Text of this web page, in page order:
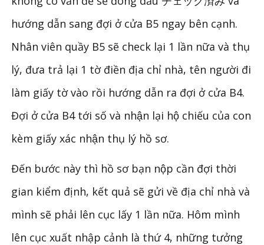
hướng dẫn sang đợi ở cửa B5 ngay bên cạnh.
Nhân viên quầy B5 sẽ check lại 1 lần nữa và thụ
lý, đưa trả lại 1 tờ điền địa chỉ nhà, tên người đi
làm giấy tờ vào rồi hướng dẫn ra đợi ở cửa B4.
Đợi ở cửa B4 tới số và nhận lại hộ chiếu của con
kèm giấy xác nhận thụ lý hồ sơ.
Đến bước này thì hồ sơ bạn nộp cần đợi thời
gian kiểm định, kết quả sẽ gửi về địa chỉ nhà và
mình sẽ phải lên cục lấy 1 lần nữa. Hôm mình
lên cục xuất nhập cảnh là thứ 4, những tưởng